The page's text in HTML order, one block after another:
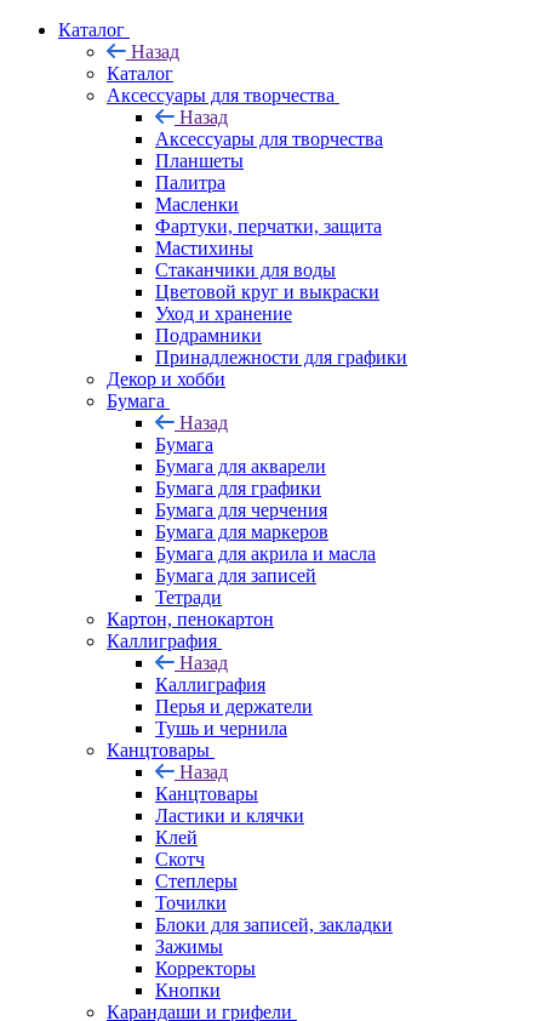
Каталог
Назад
Каталог
Аксессуары для творчества
Назад
Аксессуары для творчества
Планшеты
Палитра
Масленки
Фартуки, перчатки, защита
Мастихины
Стаканчики для воды
Цветовой круг и выкраски
Уход и хранение
Подрамники
Принадлежности для графики
Декор и хобби
Бумага
Назад
Бумага
Бумага для акварели
Бумага для графики
Бумага для черчения
Бумага для маркеров
Бумага для акрила и масла
Бумага для записей
Тетради
Картон, пенокартон
Каллиграфия
Назад
Каллиграфия
Перья и держатели
Тушь и чернила
Канцтовары
Назад
Канцтовары
Ластики и клячки
Клей
Скотч
Степлеры
Точилки
Блоки для записей, закладки
Зажимы
Корректоры
Кнопки
Карандаши и грифели